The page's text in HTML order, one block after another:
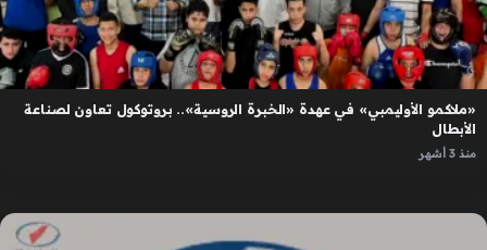
«ملاكمو الأوليمبي» في عهدة «الخبرة الروسية».. بروتوكول تعاون لصناعة
الأبطال
منذ 3 أشهر